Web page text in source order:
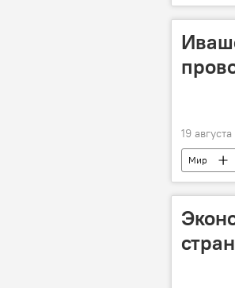
Пальмира
19
Мир